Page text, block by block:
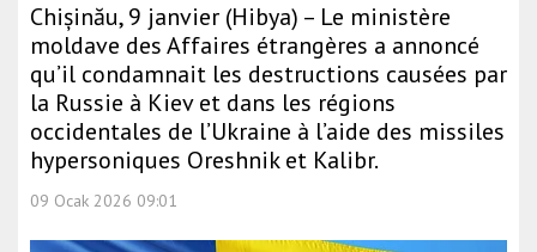
Chișinău, 9 janvier (Hibya) – Le ministère
moldave des Affaires étrangères a annoncé
qu’il condamnait les destructions causées par
la Russie à Kiev et dans les régions
occidentales de l’Ukraine à l’aide des missiles
hypersoniques Oreshnik et Kalibr.
09 Ocak 2026 09:01